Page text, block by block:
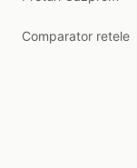
Comparator retele